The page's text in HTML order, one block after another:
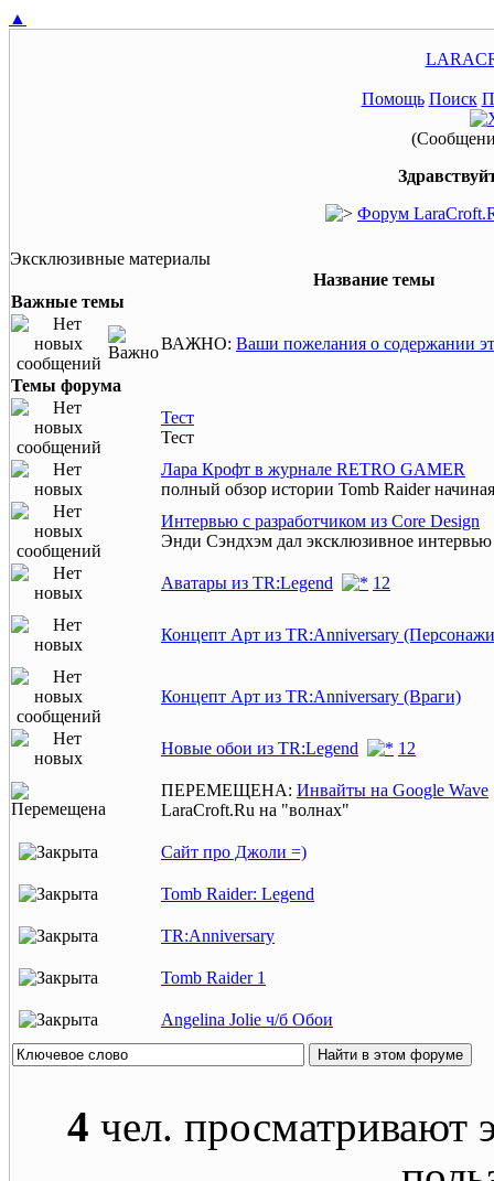
▲
Помощь Поиск
Форум
Эксклюзивные материалы
Название темы
Важные темы
ВАЖНО: Ваши пожелания о содержании
Темы форума
Тест
Тест
Лара Крофт в журнале RETRO GAMER
полный обзор истории Tomb Raider
Интервью с разработчиком из Core Design
Энди Сэндхэм дал эксклюзивное интервью
Аватары из TR:Legend 1 2
Концепт Арт из TR:Anniversary
Концепт Арт из TR:Anniversary (Враги)
Новые обои из TR:Legend 1 2
ПЕРЕМЕЩЕНА: Инвайты на Google Wave
LaraCroft.Ru на "волнах"
Сайт про Джоли =)
Tomb Raider: Legend
TR:Anniversary
Tomb Raider 1
Angelina Jolie ч/б Обои
4 чел. просматривают